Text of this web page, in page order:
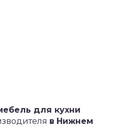
для кухни
в Нижнем